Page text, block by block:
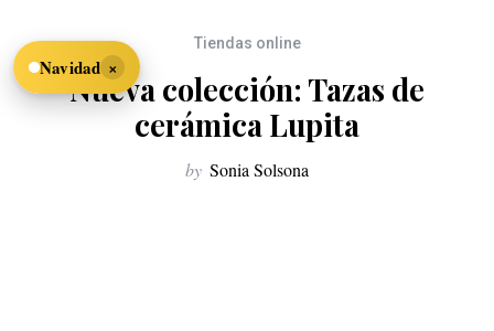
Tiendas online
Nueva colección: Tazas de
cerámica Lupita
by Sonia Solsona
Navidad ×